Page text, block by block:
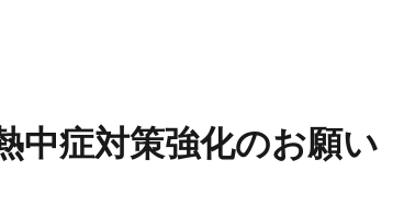
中症対策強化のお願い